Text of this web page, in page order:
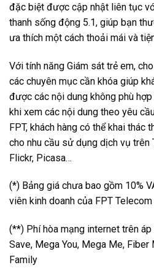
đặc biệt được cập nhật liên tục
thanh sống động 5.1, giúp bạn
ưa thích một cách thoải mái và
Với tính năng Giám sát trẻ em,
các chuyên mục cần khóa giúp
được các nội dung không phù
khi xem các nội dung theo yêu
FPT, khách hàng có thể khai thác
cho nhu cầu sử dụng dịch vụ trên
Flickr, Picasa…
(*) Bảng giá chưa bao gồm 10%
viên kinh doanh của FPT
(**) Phí hòa mạng internet trên
Save, Mega You, Mega Me,
Family